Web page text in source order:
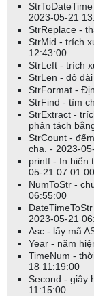
2023-05-21
StrReplace -
StrMid - trích
12:43:00
StrLeft - trích
StrLen - độ
StrFormat -
StrFind - tìm
StrExtract -
phân tách
StrCount -
cha. - 2023-
printf - In hiển
05-21 07:01:00
NumToStr -
06:55:00
2023-05-21
Asc - lấy mã
Year - năm
TimeNum -
18 11:19:00
Second - giây
11:15:00